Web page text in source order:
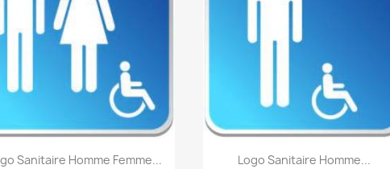
Aperçu rapide
Sanitaire Homme Femme...  Aperçu rapide
Logo Sanitaire Homme...